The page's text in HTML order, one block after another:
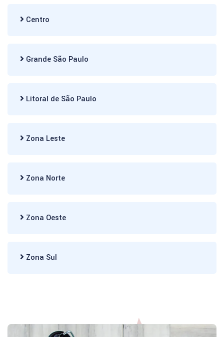
Centro
Grande São Paulo
Litoral de São Paulo
Zona Leste
Zona Norte
Zona Oeste
Zona Sul